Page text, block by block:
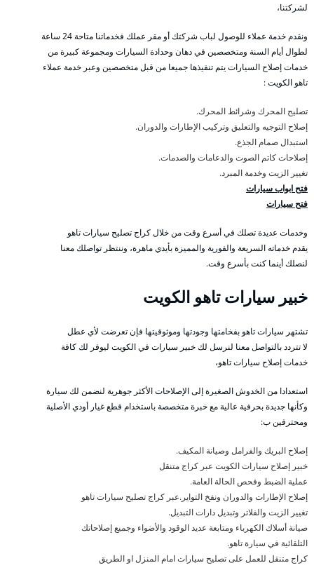
لشركتنا،
ونقدم خدمة عملاء للوصول لباب شركتك أو مقر عملك فخدماتنا متاحة 24 ساعة
لطوال أيام السنة ومتخصصين في دهان وحدادة السيارات ومجموعة كبيرة من
خدمات إصلاح السيارات يتم تنفيذها جميعا من قبل متخصصين وعبر خدمة عملاء
تاهو الكويت :
تصليح المحرك وشرائط المحرك.
إصلاح التوجيه والتعليق وتركيب الإطارات والدوران.
استبدال صمام الجذع.
إصلاحات كاتم الصوت والدعامات والصدمات.
تغيير الزيت وخدمة المبرد.
فتح ابواب سيارات
فتح سيارات
وخدمات عديدة تصلك في أسرع وقت من خلال كراج تصليح سيارات تاهو
يقدم خدماته السريعة والفورية والمميزة بأيدي ماهرة، وننتظر تواصلك معنا
لنصلك أينما كنت بأسرع وقت.
خبير سيارات تاهو الكويت
تشتهر سيارات تاهو بفخامتها وجودتها وموثوقيتها فإن تعرضت لأي عطل
لا تتردد بالتواصل معنا لنرسل لك خبير سيارات في الكويت ليوفر لك كافة
خدمات إصلاح سيارات تاهو،
استعدادا من الخدوش الصغيرة إلى الإصلاحات الأكثر جوهرية لنضمن لك سيارة
وكأنها جديدة بحرفية عالية مع خبرة متخصصة باستخدام قطع غيار أودي الأصلية
ومحترفين ب:
إصلاح البريك والفرامل وصيانة المكيف.
خبير إصلاح سيارات الكويت عبر كراج متنقل
عملية الضبط وفحص الحالة العامة.
إصلاح الإطارات والدوران ونفخ التواير.عبر كراج تصليح سيارات تاهو
تغيير الزيت والفلاتر وتبديل دارات التبديل.
صيانة أسلاك الكهرباء ومتابعة عديد الوقود والأضواء وجميع إصلاحاتك
التلقائية في سيارة تاهو.
كراج متنقل للعمل على تصليح سيارات امام المنزل او الطريق